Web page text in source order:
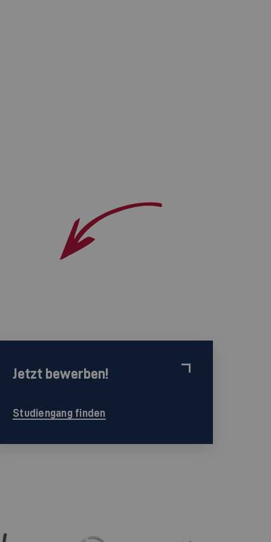
Jetzt bewerben!
Studiengang finden